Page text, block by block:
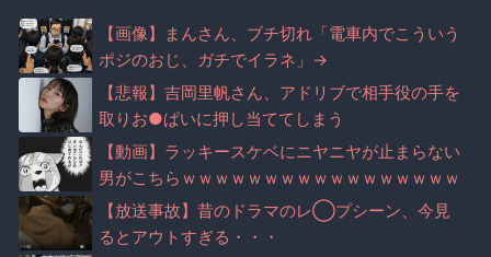
【画像】まんさん、ブチ切れ「電車内でこういう
ポジのおじ、ガチでイラネ」→
【悲報】吉岡里帆さん、アドリブで相手役の手を
取りお●ぱいに押し当ててしまう
【動画】ラッキースケベにニヤニヤが止まらない
男がこちらｗｗｗｗｗｗｗｗｗｗｗｗｗｗｗｗｗ
ｗ【放送事故】昔のドラマのレ◯プシーン、今見
るとアウトすぎる・・・